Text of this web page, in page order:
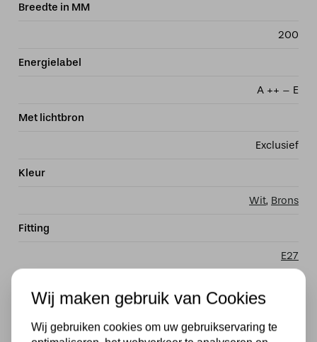
Breedte in MM
200
Energielabel
A ++ – E
Met lichtbron
Exclusief
Kleur
Wit, Brons
Fitting
E27
Materiaal
Wij maken gebruik van Cookies
Wij gebruiken cookies om uw gebruikservaring te